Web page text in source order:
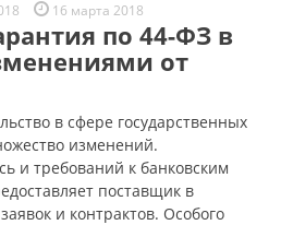
16 марта 2018
по 44-ФЗ в
от
в сфере государственных
изменений.
и требований к банковским
поставщик в
и контрактов. Особого